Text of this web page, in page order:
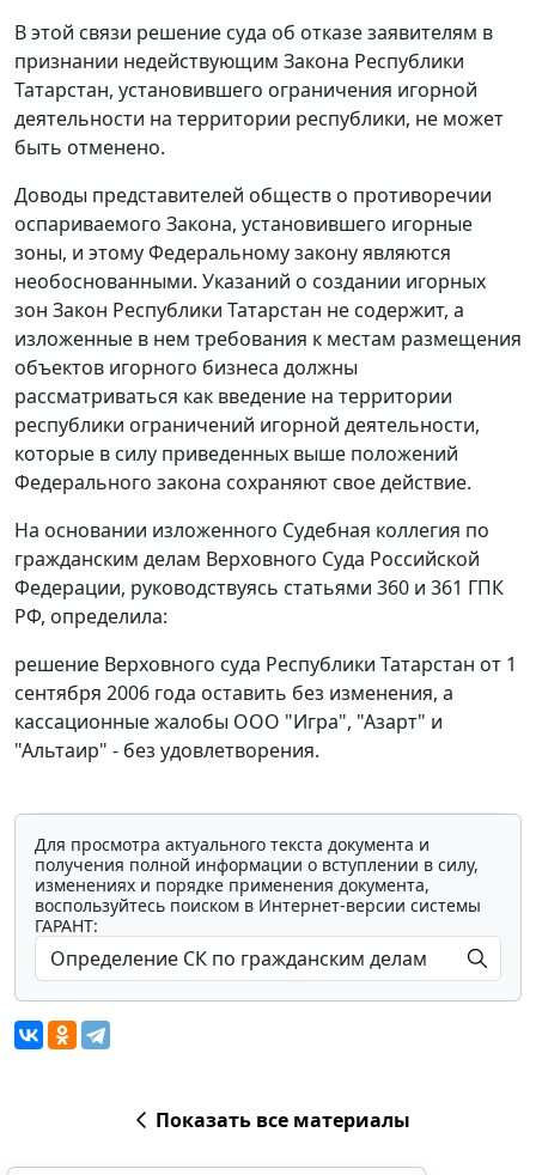
В этой связи решение суда об отказе заявителям в
признании недействующим Закона Республики
Татарстан, установившего ограничения игорной
деятельности на территории республики, не может
быть отменено.
Доводы представителей обществ о противоречии
оспариваемого Закона, установившего игорные
зоны, и этомуФедеральному законуявляются
необоснованными. Указаний о создании игорных
зон Закон Республики Татарстан не содержит, а
изложенные в нем требования к местам размещения
объектов игорного бизнеса должны
рассматриваться как введение на территории
республики ограничений игорной деятельности,
которые в силу приведенных выше положений
Федерального закона сохраняют свое действие.
На основании изложенного Судебная коллегия по
гражданским делам Верховного Суда Российской
Федерации, руководствуясь статьями 360 и 361 ГПК
РФ, определила:
решение Верховного суда Республики Татарстан от 1
сентября 2006 года оставить без изменения, а
кассационные жалобы ООО "Игра", "Азарт" и
"Альтаир" - без удовлетворения.
Для просмотра актуального текста документа и
получения полной информации о вступлении в силу,
изменениях и порядке применения документа,
воспользуйтесь поиском в Интернет-версии системы
ГАРАНТ:
Показать все материалы